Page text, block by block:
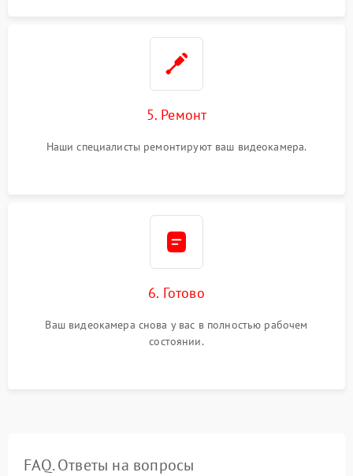
5. Ремонт
Наши специалисты ремонтируют ваш видеокамера.
6. Готово
Ваш видеокамера снова у вас в полностью рабочем
состоянии.
FAQ. Ответы на вопросы